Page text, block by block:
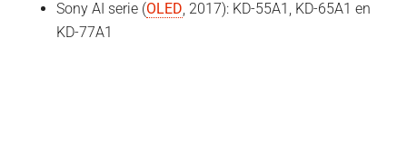
Sony AI serie (OLED , 2017): KD-55A1, KD-65A1 en
KD-77A1